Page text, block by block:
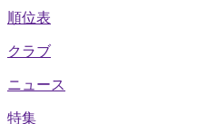
順位表
クラブ
ニュース
特集